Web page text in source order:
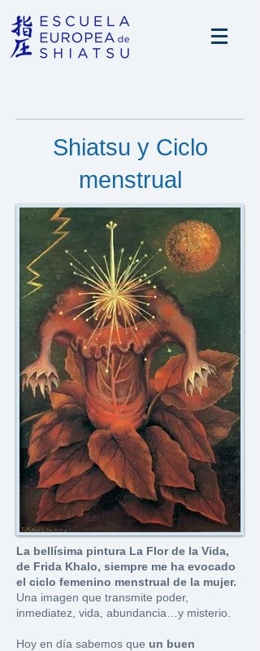
Shiatsu y Ciclo
menstrual
La bellísima pintura La Flor de la Vida,
de Frida Khalo, siempre me ha evocado
el ciclo femenino menstrual de la mujer.
Una imagen que transmite poder,
inmediatez, vida, abundancia…y misterio.
Hoy en día sabemos que un buen